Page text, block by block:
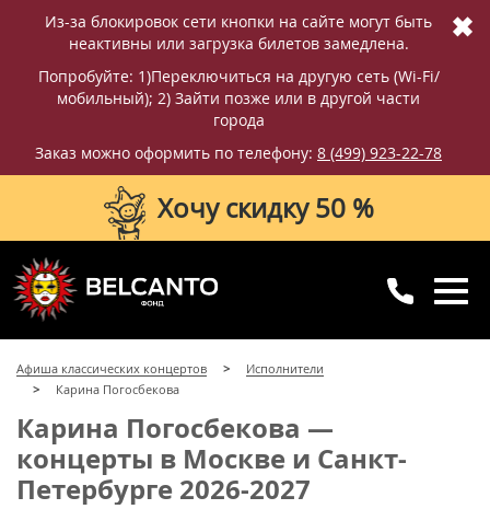
Из-за блокировок сети кнопки на сайте могут быть
неактивны или загрузка билетов замедлена.
Попробуйте: 1)Переключиться на другую сеть (Wi-Fi/
мобильный); 2) Зайти позже или в другой части
города
Заказ можно оформить по телефону: 8 (499) 923-22-78
✖
Хочу скидку 50 %
8 (499) 923-22-78
с 10:00 до 20:00
Афиша классических концертов
Исполнители
Карина Погосбекова
Карина Погосбекова —
концерты в Москве и Санкт-
Петербурге 2026-2027